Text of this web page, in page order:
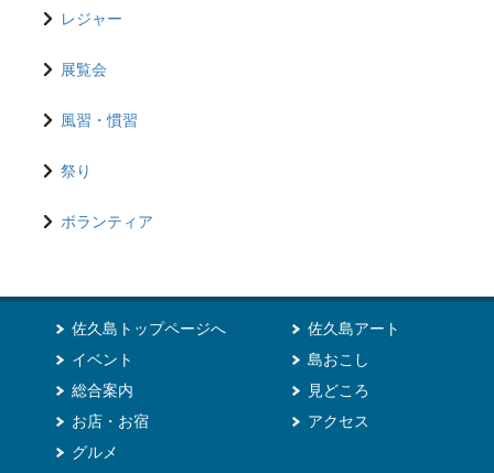
レジャー
展覧会
風習・慣習
祭り
ボランティア
佐久島トップページへ
イベント
総合案内
お店・お宿
グルメ
佐久島アート
島おこし
見どころ
アクセス